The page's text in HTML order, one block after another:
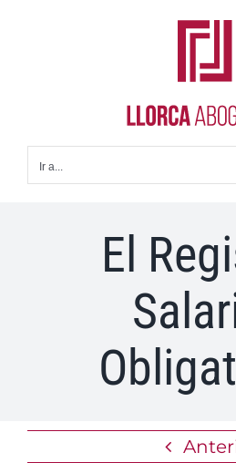
Ir a...
El